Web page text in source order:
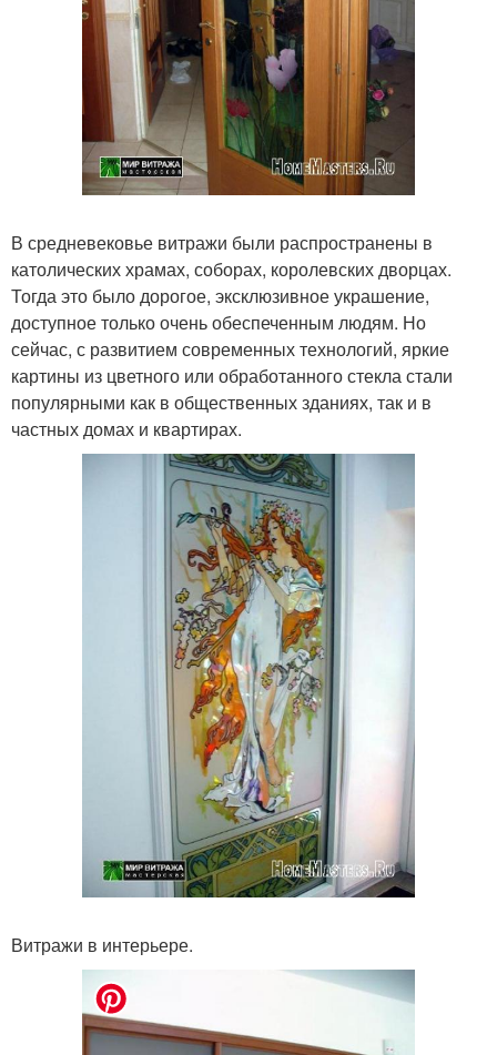
В средневековье витражи были распространены в
католических храмах, соборах, королевских дворцах.
Тогда это было дорогое, эксклюзивное украшение,
доступное только очень обеспеченным людям. Но
сейчас, с развитием современных технологий, яркие
картины из цветного или обработанного стекла стали
популярными как в общественных зданиях, так и в
частных домах и квартирах.
Витражи в интерьере.